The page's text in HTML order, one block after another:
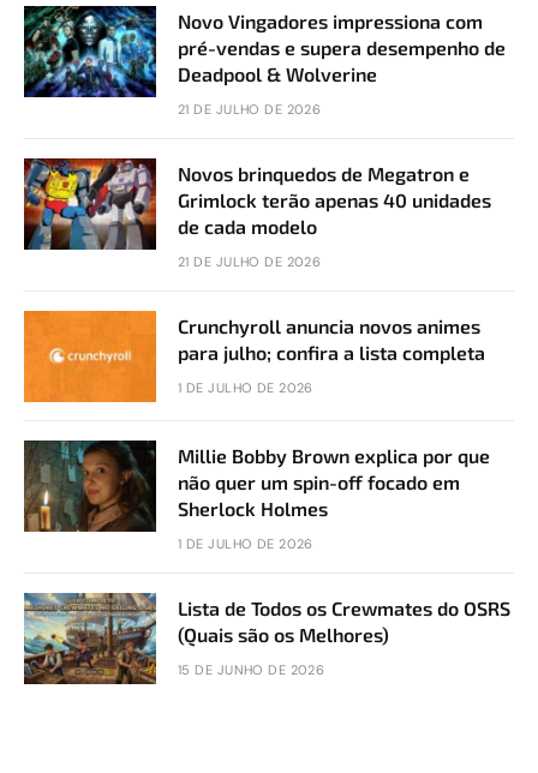
Novo Vingadores impressiona com
pré-vendas e supera desempenho de
Deadpool & Wolverine
21 DE JULHO DE 2026
Novos brinquedos de Megatron e
Grimlock terão apenas 40 unidades
de cada modelo
21 DE JULHO DE 2026
Crunchyroll anuncia novos animes
para julho; confira a lista completa
1 DE JULHO DE 2026
Millie Bobby Brown explica por que
não quer um spin-off focado em
Sherlock Holmes
1 DE JULHO DE 2026
Lista de Todos os Crewmates do OSRS
(Quais são os Melhores)
15 DE JUNHO DE 2026